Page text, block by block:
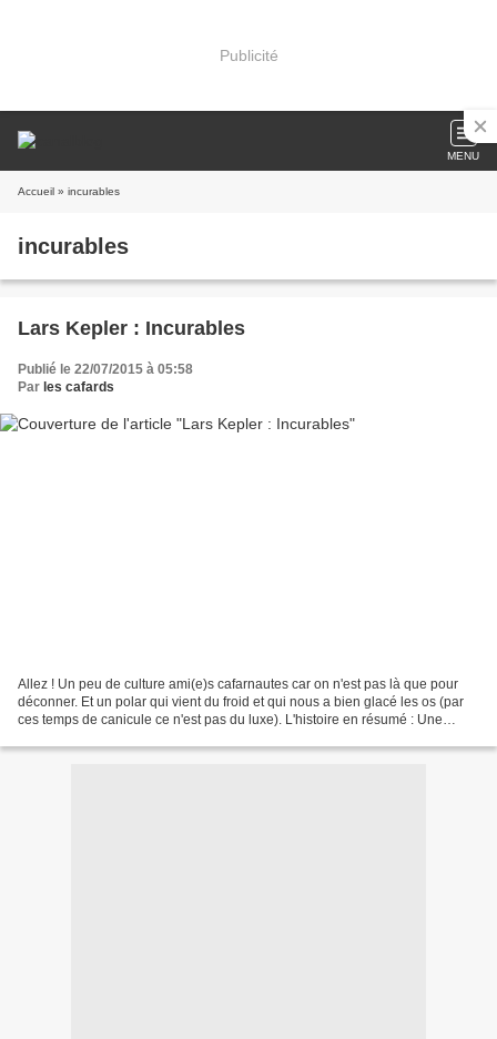
Publicité
MENU
Accueil » incurables
incurables
Lars Kepler : Incurables
Publié le 22/07/2015 à 05:58
Par les cafards
Allez ! Un peu de culture ami(e)s cafarnautes car on n'est pas là que pour
déconner. Et un polar qui vient du froid et qui nous a bien glacé les os (par
ces temps de canicule ce n'est pas du luxe). L'histoire en résumé : Une